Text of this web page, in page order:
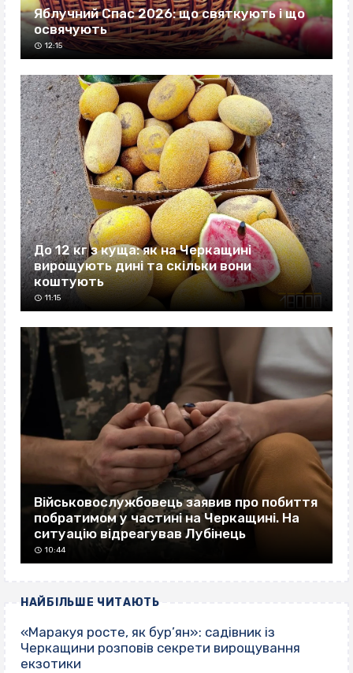
Яблучний Спас 2026: що святкують і що
освячують
12:15
До 12 кг з куща: як на Черкащині
вирощують дині та скільки вони
коштують
11:15
Військовослужбовець заявив про побиття
побратимом у частині на Черкащині. На
ситуацію відреагував Лубінець
10:44
НАЙБІЛЬШЕ ЧИТАЮТЬ
«Маракуя росте, як бур’ян»: садівник із
Черкащини розповів секрети вирощування
екзотики